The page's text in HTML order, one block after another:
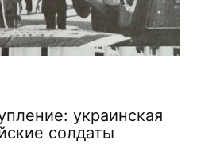
украинская
солдаты